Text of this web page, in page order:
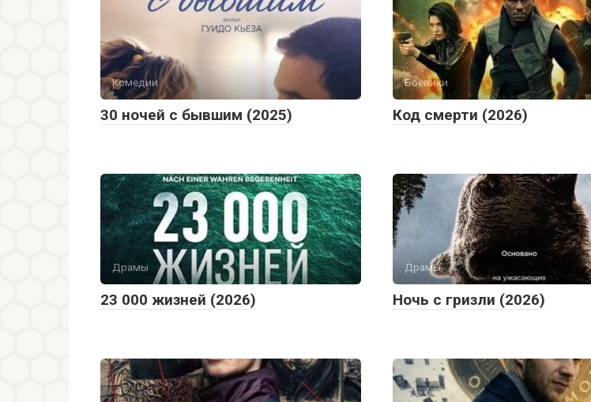
Комедии
30 ночей с бывшим (2025)
Боевики
Код смерти (2026)
Драмы
23 000 жизней (2026)
Драмы
Ночь с гризли (2026)